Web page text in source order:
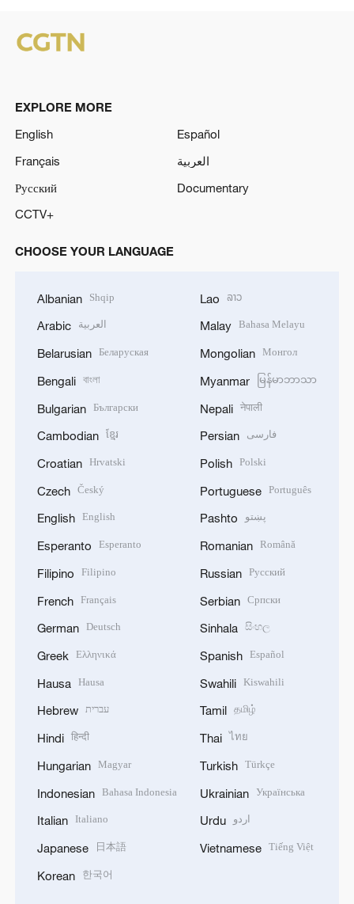
EXPLORE MORE
English
Español
Français
العربية
Русский
Documentary
CCTV+
CHOOSE YOUR LANGUAGE
Albanian Shqip
Arabic العربية
Belarusian Беларуская
Bengali বাংলা
Bulgarian Български
Cambodian ខ្មែរ
Croatian Hrvatski
Czech Český
English English
Esperanto Esperanto
Filipino Filipino
French Français
German Deutsch
Greek Ελληνικά
Hausa Hausa
Hebrew עברית
Hindi हिन्दी
Hungarian Magyar
Indonesian Bahasa Indonesia
Italian Italiano
Japanese 日本語
Korean 한국어
Lao ລາວ
Malay Bahasa Melayu
Mongolian Монгол
Myanmar မြန်မာဘာသာ
Nepali नेपाली
Persian فارسی
Polish Polski
Portuguese Português
Pashto پښتو
Romanian Română
Russian Русский
Serbian Српски
Sinhala සිංහල
Spanish Español
Swahili Kiswahili
Tamil தமிழ்
Thai ไทย
Turkish Türkçe
Ukrainian Українська
Urdu اردو
Vietnamese Tiếng Việt